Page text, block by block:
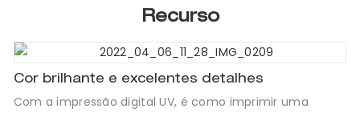
Recurso
Cor brilhante e excelentes detalhes
Com a impressão digital UV, é como imprimir uma